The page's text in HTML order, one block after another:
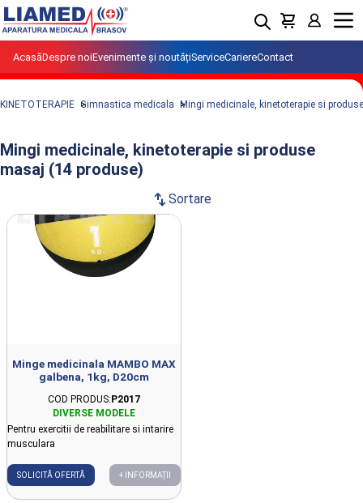
AcasăDespre noiEvenimente și noutățiServiceCariereContact
Menu
KINETOTERAPIE Gimnastica medicala Mingi medicinale, kinetoterapie si
Mingi medicinale, kinetoterapie si produse
masaj (14 produse)
swap_vertSortare
Produse din clasa Mingi medicinale,
kinetoterapie si produse masaj
importate si distribuite de LIAMED.
Minge medicinala MAMBO MAX
galbena, 1kg, D20cm
COD PRODUS: P2017
Pentru exercitii de reabilitare si intarire
musculara
SOLICITĂ OFERTĂ + INFORMAȚII